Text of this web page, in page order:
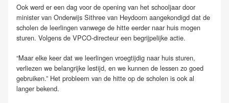
Ook werd er een dag voor de opening van het schooljaar door
minister van Onderwijs Sithree van Heydoorn aangekondigd dat de
scholen de leerlingen vanwege de hitte eerder naar huis mogen
sturen. Volgens de VPCO-directeur een begrijpelijke actie.
“Maar elke keer dat we leerlingen vroegtijdig naar huis sturen,
verliezen we belangrijke lestijd, en we kunnen de lessen zo goed
gebruiken.” Het probleem van de hitte op de scholen is ook al
langer bekend.